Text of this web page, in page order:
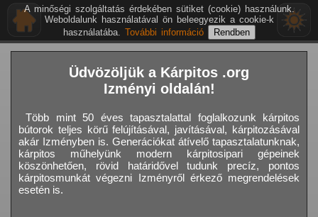
Üdvözöljük a Kárpitos .org
Izményi oldalán!
Több mint 50 éves tapasztalattal foglalkozunk kárpitos
bútorok teljes körű felújításával, javításával, kárpitozásával
akár Izményben is. Generációkat átívelő tapasztalatunknak,
kárpitos műhelyünk modern kárpitosipari gépeinek
köszönhetően, rövid határidővel tudunk precíz, pontos
kárpitosmunkát végezni Izményről érkező megrendelések
esetén is.
A minőségi szolgáltatás érdekében sütiket (cookie) használunk.
Weboldalunk használatával ön beleegyezik a cookie-k
használatába. További információ